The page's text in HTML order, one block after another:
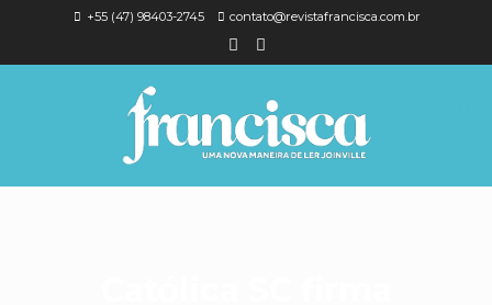
+55 (47) 98403-2745 contato@revistafrancisca.com.br